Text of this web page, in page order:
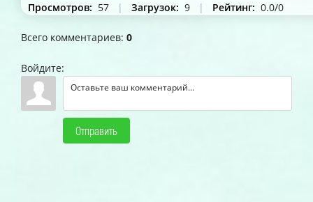
Просмотров: 57 | Загрузок: 9 | Рейтинг: 0.0/0
Всего комментариев: 0
Войдите:
Отправить